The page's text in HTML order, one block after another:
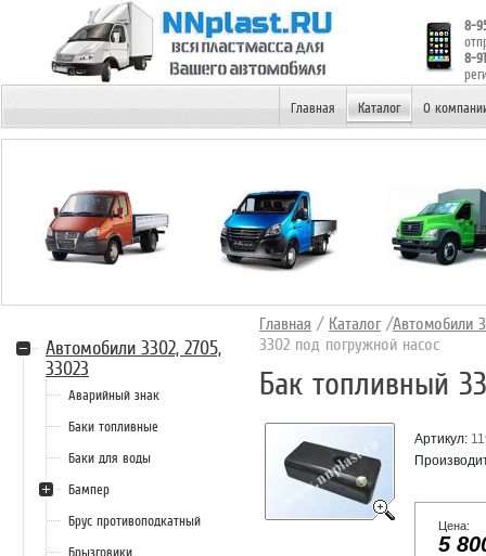
8-
8-
Главная Каталог О
Главная / Каталог/Автомобили
3302 под погружной насос
Бак топливный
Артикул:
Цена:
5
Автомобили 3302, 2705,
33023
Аварийный знак
Баки топливные
Баки для воды
Бампер
Брус противоподкатный
Брызговики